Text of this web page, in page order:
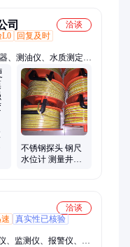
司
洽谈
L0
回复及时
、测油仪、水质测定
气仪、蒸馏仪、土壤团
流量校准仪、固相萃取
置、土壤研磨机、大气
机
不锈钢探头 钢尺
水位计 测量井钻
洽谈
真实性已核验
、监测仪、报警仪、测